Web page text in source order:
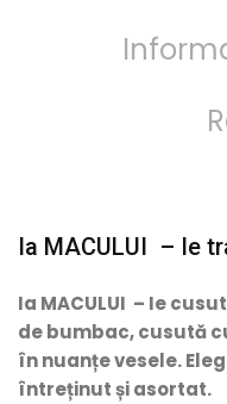
Ia MACULUI – Ie
Ia MACULUI – Ie
de bumbac, cusută
în nuanțe vesele.
întreținut și asortat.